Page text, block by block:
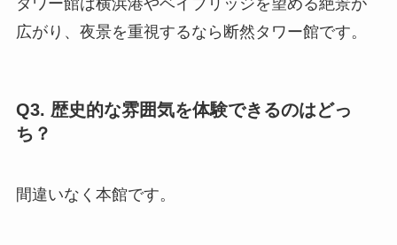
広がり、夜景を重視するなら断然タワー館です。
Q3. 歴史的な雰囲気を体験できるのはどっ
ち？
間違いなく本館です。